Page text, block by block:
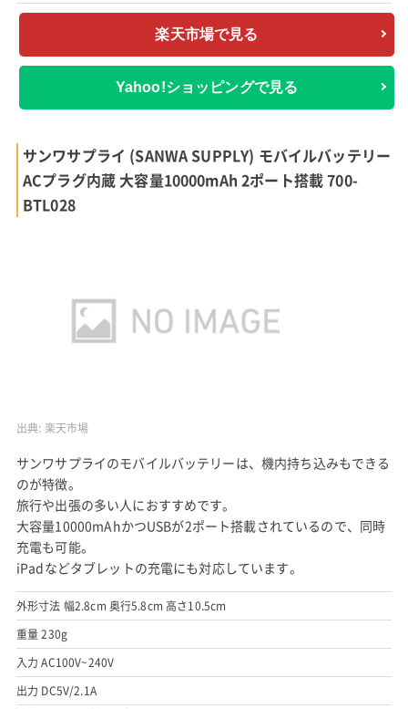
楽天市場で見る
Yahoo!ショッピングで見る
サンワサプライ (SANWA SUPPLY) モバイルバッテリー
ACプラグ内蔵 大容量10000mAh 2ポート搭載 700-
BTL028
出典: 楽天市場
サンワサプライのモバイルバッテリーは、機内持ち込みもできる
のが特徴。
旅行や出張の多い人におすすめです。
大容量10000mAhかつUSBが2ポート搭載されているので、同時
充電も可能。
iPadなどタブレットの充電にも対応しています。
外形寸法 幅2.8cm 奥行5.8cm 高さ10.5cm
重量 230g
入力 AC100V~240V
出力 DC5V/2.1A